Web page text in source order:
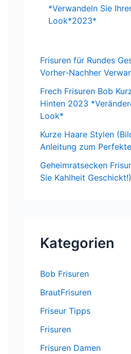
*Verwandeln Sie
Look*2023*
Frisuren für Rundes
Vorher-Nachher
Frech Frisuren Bob
Hinten 2023
Look*
Kurze Haare Stylen
Anleitung zum
Geheimratsecken
Sie Kahlheit Geschickt!)
Kategorien
Bob Frisuren
BrautFrisuren
Friseur Tipps
Frisuren
Frisuren Damen